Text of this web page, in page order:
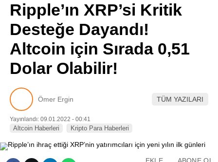
Youtube
TikTok
Pinterest
Ripple’ın XRP’si Kritik
Desteğe Dayandı!
Altcoin için Sırada 0,51
Dolar Olabilir!
Ömer Ergin TÜM YAZILARI
Yayınlandı: 09.01.2022 - 00:41
Altcoin Haberleri Kripto Para Haberleri
EKLE ABONE OL